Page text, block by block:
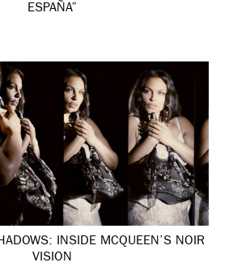
ESPAÑA”
INSIDE MCQUEEN’S NOIR
VISION